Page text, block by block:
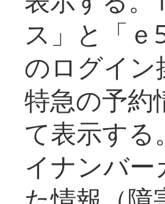
ス」と「
のログイン
特急の予約
て表示す
イナンバ